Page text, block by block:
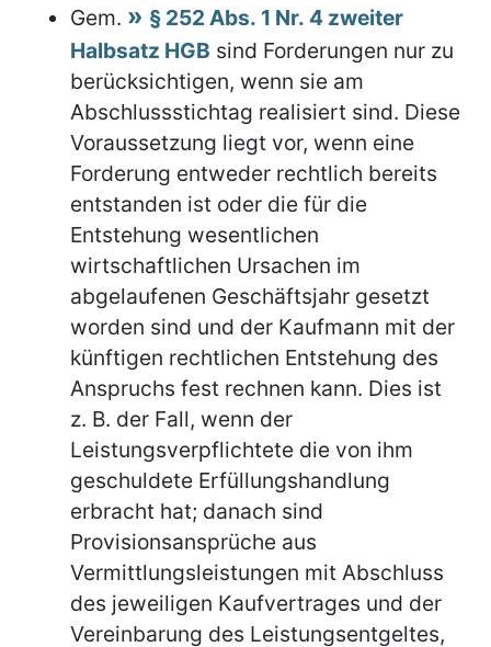
Gem.
§ 252 Abs. 1 Nr. 4 zweiter
Halbsatz HGB sind Forderungen nur zu
berücksichtigen, wenn sie am
Abschlussstichtag realisiert sind. Diese
Voraussetzung liegt vor, wenn eine
Forderung entweder rechtlich bereits
entstanden ist oder die für die
Entstehung wesentlichen
wirtschaftlichen Ursachen im
abgelaufenen Geschäftsjahr gesetzt
worden sind und der Kaufmann mit der
künftigen rechtlichen Entstehung des
Anspruchs fest rechnen kann. Dies ist
z. B. der Fall, wenn der
Leistungsverpflichtete die von ihm
geschuldete Erfüllungshandlung
erbracht hat; danach sind
Provisionsansprüche aus
Vermittlungsleistungen mit Abschluss
des jeweiligen Kaufvertrages und der
Vereinbarung des Leistungsentgeltes,